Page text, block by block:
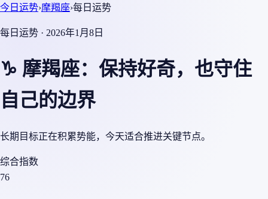
今日运势›摩羯座›每日运势
每日运势 · 2026年1月8日
♑ 摩羯座：保持好奇，也守住
自己的边界
长期目标正在积累势能，今天适合推进关键节点。
综合指数
76